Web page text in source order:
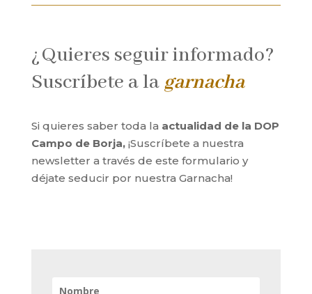
¿Quieres seguir informado?
Suscríbete a la garnacha
Si quieres saber toda la actualidad de la DOP
Campo de Borja,¡Suscríbete a nuestra
newsletter a través de este formulario y
déjate seducir por nuestra Garnacha!